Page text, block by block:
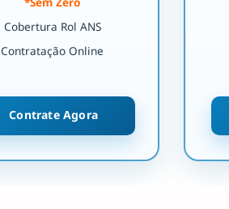
Cobertura Rol ANS
Contratação Online
Contrate Agora